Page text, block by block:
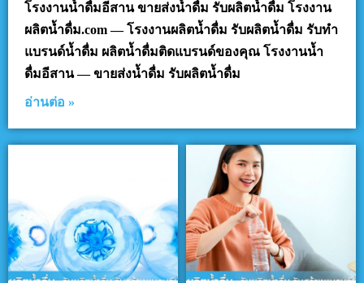
โรงงานน้ำดื่มอีสาน ขายส่งน้ำดื่ม รับผลิตน้ำดื่ม โรงงาน
ผลิตน้ำดื่ม.com — โรงงานผลิตน้ำดื่ม รับผลิตน้ำดื่ม รับทำ
แบรนด์น้ำดื่ม ผลิตน้ำดื่มติดแบรนด์ของคุณ โรงงานน้ำ
ดื่มอีสาน — ขายส่งน้ำดื่ม รับผลิตน้ำดื่ม
อ่านต่อ »